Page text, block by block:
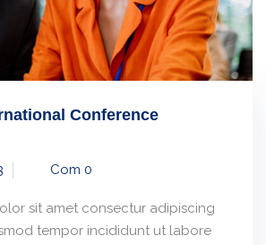
Conference
Com 0
sit amet consectur adipiscing
tempor incididunt ut labore